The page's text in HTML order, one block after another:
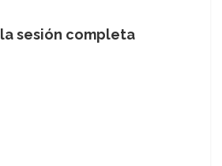
sesión completa